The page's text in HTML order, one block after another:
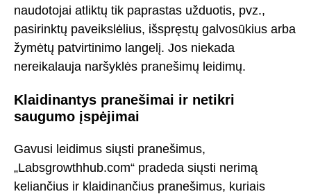
naudotojai atliktų tik paprastas užduotis, pvz.,
pasirinktų paveikslėlius, išspręstų galvosūkius arba
žymėtų patvirtinimo langelį. Jos niekada
nereikalauja naršyklės pranešimų leidimų.
Klaidinantys pranešimai ir netikri
saugumo įspėjimai
Gavusi leidimus siųsti pranešimus,
„Labsgrowthhub.com“ pradeda siųsti nerimą
keliančius ir klaidinančius pranešimus, kuriais